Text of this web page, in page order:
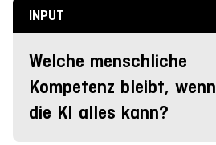
INPUT
Welche menschliche
Kompetenz bleibt, wenn
die KI alles kann?